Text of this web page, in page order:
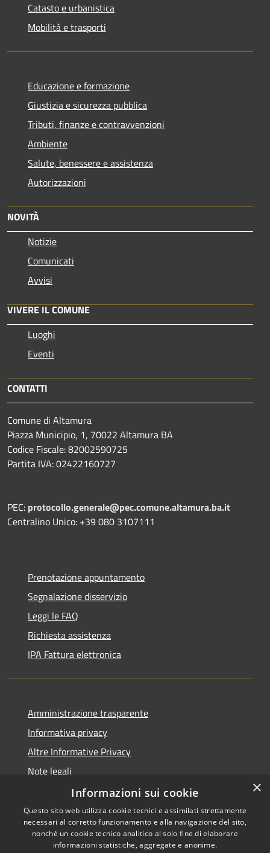
Catasto e urbanistica
Mobilità e trasporti
Educazione e formazione
Giustizia e sicurezza pubblica
Tributi, finanze e contravvenzioni
Ambiente
Salute, benessere e assistenza
Autorizzazioni
NOVITÀ
Notizie
Comunicati
Avvisi
VIVERE IL COMUNE
Luoghi
Eventi
CONTATTI
Comune di Altamura
Piazza Municipio, 1, 70022 Altamura BA
Codice Fiscale: 82002590725
Partita IVA: 02422160727
PEC: protocollo.generale@pec.comune.altamura.ba.it
Centralino Unico: +39 080 3107111
Prenotazione appuntamento
Segnalazione disservizio
Leggi le FAQ
Richiesta assistenza
IPA Fattura elettronica
Amministrazione trasparente
Informativa privacy
Altre Informative Privacy
Note legali
Dichiarazione di accessibilità
×
Informazioni sui cookie
Questo sito web utilizza cookie tecnici e assimilati strettamente
necessari al corretto funzionamento e alla navigazione del sito,
nonché un cookie tecnico analitico al solo fine di elaborare
informazioni statistiche, aggregate e anonime.